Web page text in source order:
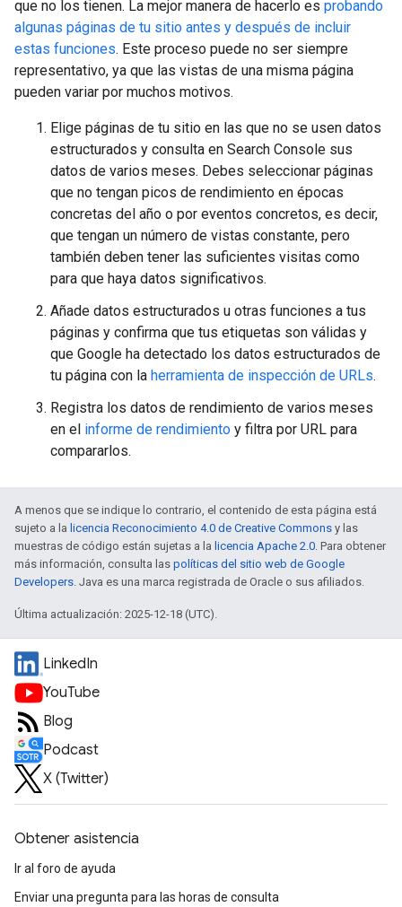
que no los tienen. La mejor manera de hacerlo es probando
algunas páginas de tu sitio antes y después de incluir
estas funciones. Este proceso puede no ser siempre
representativo, ya que las vistas de una misma página
pueden variar por muchos motivos.
Elige páginas de tu sitio en las que no se usen datos
estructurados y consulta en Search Console sus
datos de varios meses. Debes seleccionar páginas
que no tengan picos de rendimiento en épocas
concretas del año o por eventos concretos, es decir,
que tengan un número de vistas constante, pero
también deben tener las suficientes visitas como
para que haya datos significativos.
Añade datos estructurados u otras funciones a tus
páginas y confirma que tus etiquetas son válidas y
que Google ha detectado los datos estructurados de
tu página con la herramienta de inspección de URLs.
Registra los datos de rendimiento de varios meses
en el informe de rendimiento y filtra por URL para
compararlos.
A menos que se indique lo contrario, el contenido de esta página está
sujeto a la licencia Reconocimiento 4.0 de Creative Commons y las
muestras de código están sujetas a la licencia Apache 2.0 . Para obtener
más información, consulta las políticas del sitio web de Google
Developers . Java es una marca registrada de Oracle o sus afiliados.
Última actualización: 2025-12-18 (UTC).
LinkedIn
YouTube
Blog
Podcast
X (Twitter)
Obtener asistencia
Ir al foro de ayuda
Enviar una pregunta para las horas de consulta